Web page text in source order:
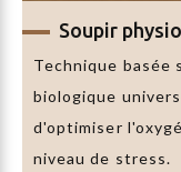
Soupir
Technique basée
biologique
d'optimiser
niveau de stress.